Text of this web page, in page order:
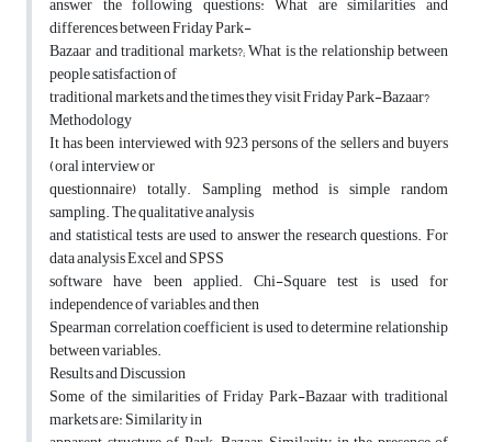
differences between Friday Park-
Bazaar and traditional markets?; What is the relationship between
people satisfaction of
traditional markets and the times they visit Friday Park-Bazaar?
Methodology
It has been interviewed with 923 persons of the sellers and buyers
(oral interview or
questionnaire) totally. Sampling method is simple random
sampling. The qualitative analysis
and statistical tests are used to answer the research questions. For
data analysis Excel and SPSS
software have been applied. Chi-Square test is used for
independence of variables, and then
Spearman correlation coefficient is used to determine relationship
between variables.
Results and Discussion
Some of the similarities of Friday Park-Bazaar with traditional
markets are: Similarity in